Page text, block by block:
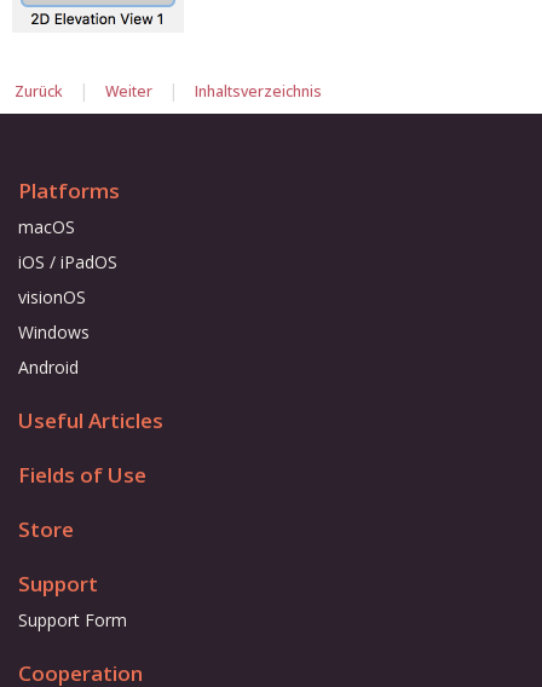
Zurück | Weiter | Inhaltsverzeichnis
Platforms
macOS
iOS / iPadOS
visionOS
Windows
Android
Useful Articles
Fields of Use
Store
Support
Support Form
Cooperation